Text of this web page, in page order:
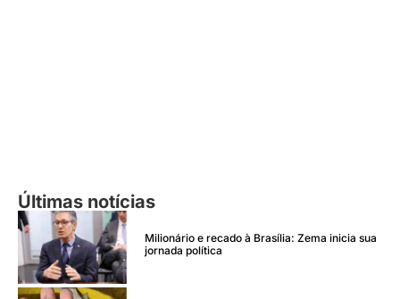
Últimas notícias
Milionário e recado à Brasília: Zema inicia sua
jornada política